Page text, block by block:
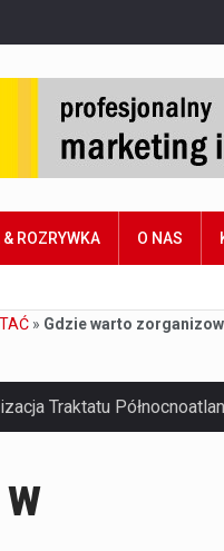
ROZRYWKA O NAS
» Gdzie warto